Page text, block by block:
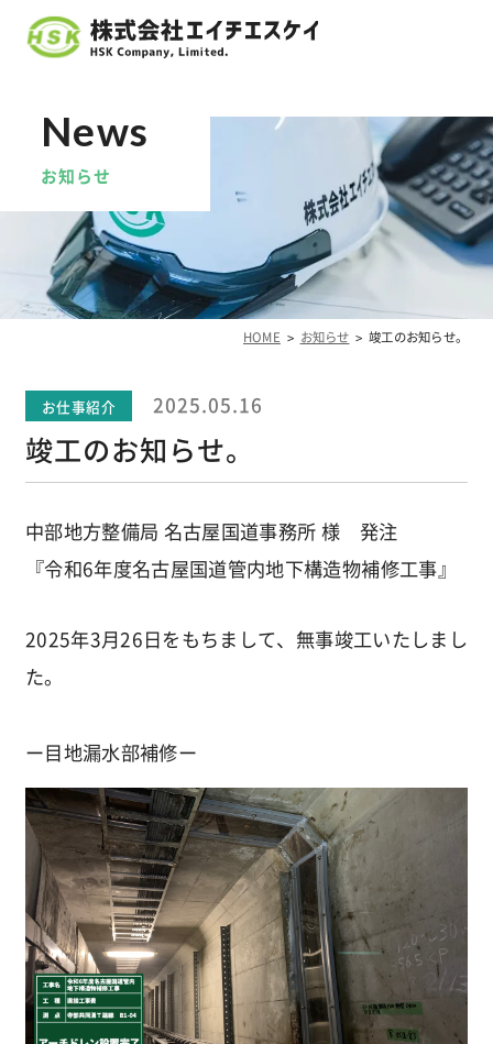
お知らせ
HOME お知らせ 竣工のお知らせ。
お仕事紹介 2025.05.16
竣工のお知らせ。
中部地方整備局 名古屋国道事務所 様 発注
『令和6年度名古屋国道管内地下構造物補修工事』
2025年3月26日をもちまして、無事竣工いたしまし
た。
ー目地漏水部補修ー